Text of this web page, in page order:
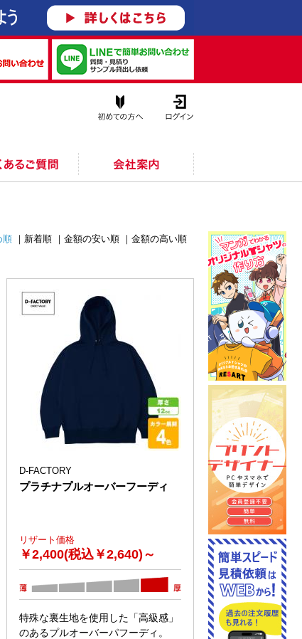
順 ｜ 新着順 ｜ 金額の安い順 ｜ 金額の高い順
D-FACTORY
プラチナプルオーバーフーディ
リザート価格
￥2,400(税込￥2,640)～
特殊な裏生地を使用した「高級感」
のあるプルオーバーパフーディ。